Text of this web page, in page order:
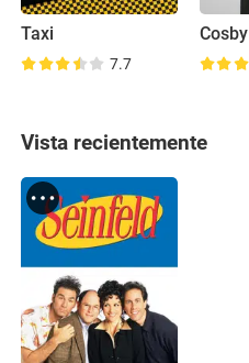
Taxi
7.7
Cosby
Vista recientemente